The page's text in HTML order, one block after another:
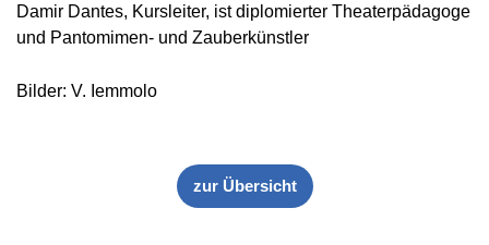
Damir Dantes, Kursleiter, ist diplomierter Theaterpädagoge
und Pantomimen- und Zauberkünstler
Bilder: V. Iemmolo
zur Übersicht